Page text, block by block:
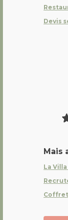
Devis
Mais
La Villa